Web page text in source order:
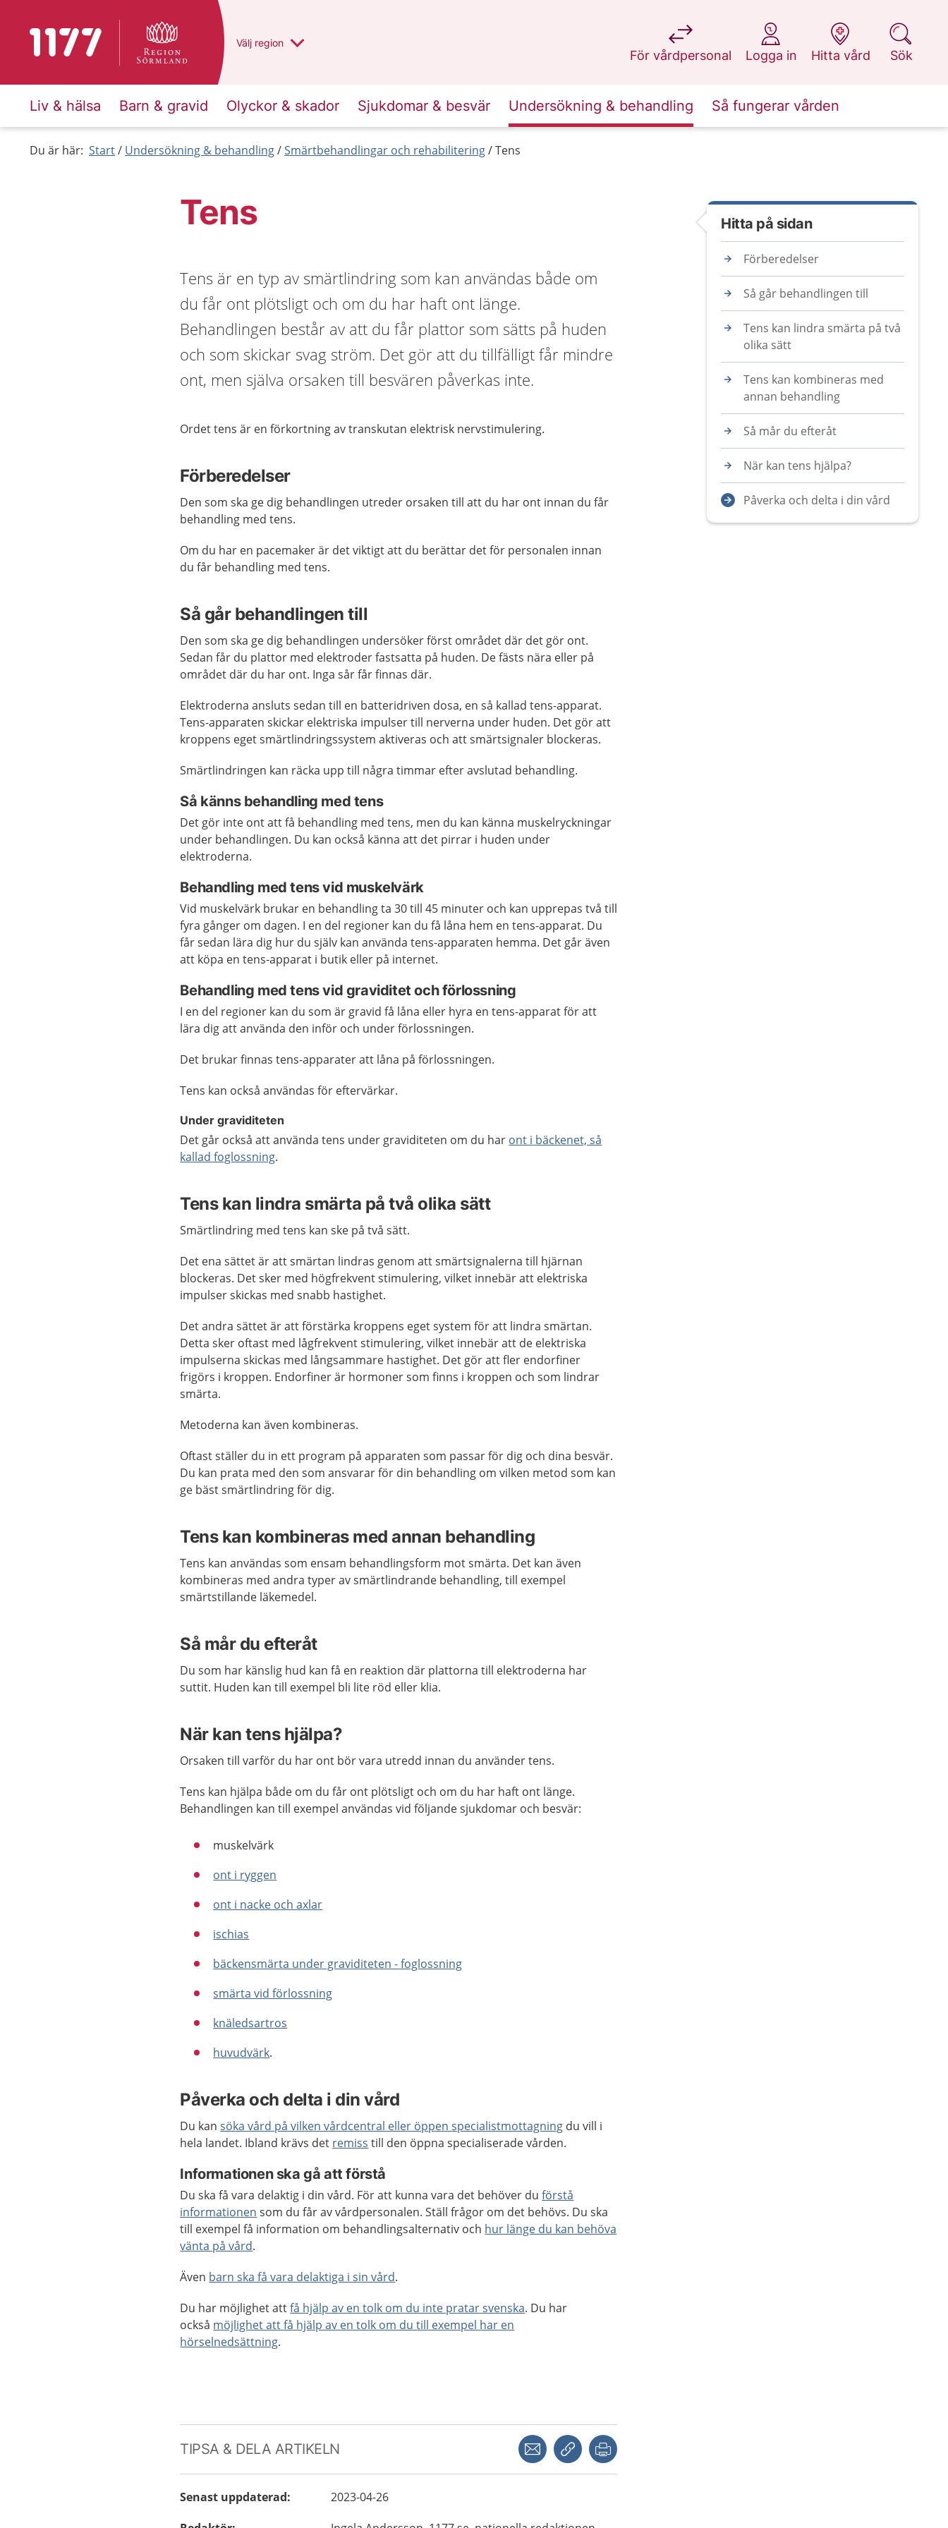
Till startsidan för 1177 Du har valt region
Välj en annan
region
För vårdpersonal
på 1177.se
Logga in
på 1177.se
Hitta vård
på 1177.se
Sök
på 1177.se
Liv & hälsa Barn & gravid Olyckor & skador Sjukdomar & besvär Undersökning & behandling Så fungerar vården
Du är här: Start Undersökning & behandling Smärtbehandlingar och rehabilitering Tens
Tens
Tens är en typ av smärtlindring som kan användas både om
du får ont plötsligt och om du har haft ont länge.
Behandlingen består av att du får plattor som sätts på huden
och som skickar svag ström. Det gör att du tillfälligt får mindre
ont, men själva orsaken till besvären påverkas inte.
Ordet tens är en förkortning av transkutan elektrisk nervstimulering.
Förberedelser
Den som ska ge dig behandlingen utreder orsaken till att du har ont innan du får
behandling med tens.
Om du har en pacemaker är det viktigt att du berättar det för personalen innan
du får behandling med tens.
Så går behandlingen till
Den som ska ge dig behandlingen undersöker först området där det gör ont.
Sedan får du plattor med elektroder fastsatta på huden. De fästs nära eller på
området där du har ont. Inga sår får finnas där.
Elektroderna ansluts sedan till en batteridriven dosa, en så kallad tens-apparat.
Tens-apparaten skickar elektriska impulser till nerverna under huden. Det gör att
kroppens eget smärtlindringssystem aktiveras och att smärtsignaler blockeras.
Smärtlindringen kan räcka upp till några timmar efter avslutad behandling.
Så känns behandling med tens
Det gör inte ont att få behandling med tens, men du kan känna muskelryckningar
under behandlingen. Du kan också känna att det pirrar i huden under
elektroderna.
Behandling med tens vid muskelvärk
Vid muskelvärk brukar en behandling ta 30 till 45 minuter och kan upprepas två till
fyra gånger om dagen. I en del regioner kan du få låna hem en tens-apparat. Du
får sedan lära dig hur du själv kan använda tens-apparaten hemma. Det går även
att köpa en tens-apparat i butik eller på internet.
Behandling med tens vid graviditet och förlossning
I en del regioner kan du som är gravid få låna eller hyra en tens-apparat för att
lära dig att använda den inför och under förlossningen.
Det brukar finnas tens-apparater att låna på förlossningen.
Tens kan också användas för eftervärkar.
Under graviditeten
Det går också att använda tens under graviditeten om du har ont i bäckenet, så
kallad foglossning.
Tens kan lindra smärta på två olika sätt
Smärtlindring med tens kan ske på två sätt.
Det ena sättet är att smärtan lindras genom att smärtsignalerna till hjärnan
blockeras. Det sker med högfrekvent stimulering, vilket innebär att elektriska
impulser skickas med snabb hastighet.
Det andra sättet är att förstärka kroppens eget system för att lindra smärtan.
Detta sker oftast med lågfrekvent stimulering, vilket innebär att de elektriska
impulserna skickas med långsammare hastighet. Det gör att fler endorfiner
frigörs i kroppen. Endorfiner är hormoner som finns i kroppen och som lindrar
smärta.
Metoderna kan även kombineras.
Oftast ställer du in ett program på apparaten som passar för dig och dina besvär.
Du kan prata med den som ansvarar för din behandling om vilken metod som kan
ge bäst smärtlindring för dig.
Tens kan kombineras med annan behandling
Tens kan användas som ensam behandlingsform mot smärta. Det kan även
kombineras med andra typer av smärtlindrande behandling, till exempel
smärtstillande läkemedel.
Så mår du efteråt
Du som har känslig hud kan få en reaktion där plattorna till elektroderna har
suttit. Huden kan till exempel bli lite röd eller klia.
När kan tens hjälpa?
Orsaken till varför du har ont bör vara utredd innan du använder tens.
Tens kan hjälpa både om du får ont plötsligt och om du har haft ont länge.
Behandlingen kan till exempel användas vid följande sjukdomar och besvär:
muskelvärk
ont i ryggen
ont i nacke och axlar
ischias
bäckensmärta under graviditeten - foglossning
smärta vid förlossning
knäledsartros
huvudvärk.
Påverka och delta i din vård
Du kansöka vård på vilken vårdcentral eller öppen specialistmottagning du vill i
hela landet. Ibland krävs det remiss till den öppna specialiserade vården.
Informationen ska gå att förstå
Du ska få vara delaktig i din vård. För att kunna vara det behöver duförstå
informationen som du får av vårdpersonalen. Ställ frågor om det behövs. Du ska
till exempel få information om behandlingsalternativ och hur länge du kan behöva
vänta på vård.
Även barn ska få vara delaktiga i sin vård.
Du har möjlighet attfå hjälp av en tolk om du inte pratar svenska. Du har
också möjlighet att få hjälp av en tolk om du till exempel har en
hörselnedsättning.
TIPSA & DELA ARTIKELN Dela via mejlKopiera länk
Senast uppdaterad:
2023-04-26
Hitta på sidan
Förberedelser
Så går behandlingen till
Tens kan lindra smärta på två
olika sätt
Tens kan kombineras med
annan behandling
Så mår du efteråt
När kan tens hjälpa?
Påverka och delta i din vård